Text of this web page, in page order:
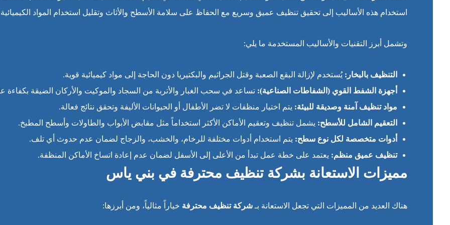
استخدام هذه الأساليب إلى تحقيق تنظيف عميق وسريع مع الحفاظ على سلامة الأسطح والأثاث وتقليل استخدام المواد
وتشمل أبرز التقنيات والأساليب المستخدمة ما يلي:
التنظيف بالبخار: يُستخدم لإزالة البقع الصعبة وقتل الجراثيم والبكتيريا دون الحاجة إلى مواد كيميائية قوية.
أجهزة الشفط القوي (الشفاطات الصناعية): تساعد في سحب الغبار والأتربة من السجاد والموكيت والأركان الضيقة بكفاءة
مواد تنظيف آمنة وصديقة للبيئة: يتم اختيار منظفات لا تضر الأطفال أو الحيوانات الأليفة وتحقق نتائج فعالة.
التعقيم الشامل للأسطح: يشمل تنظيف وتعقيم الأماكن الأكثر استخداماً مثل مقابض الأبواب والطاولات وأسطح المطبخ.
أدوات متخصصة لكل نوع سطح: يتم استخدام أدوات مختلفة للرخام، والخشب، والزجاج لضمان عدم حدوث أي تلف.
تنظيف عميق منظم: يعتمد على خطة عمل تبدأ من الأعلى إلى الأسفل لضمان عدم إعادة اتساخ الأماكن المنظفة.
مميزات الاستعانة بشركة تنظيف محترفة في بني ياس
هناك العديد من المميزات التي تجعل الاستعانة بـ شركة تنظيف محترفة خياراً مثالياً، ومن أبرزها: